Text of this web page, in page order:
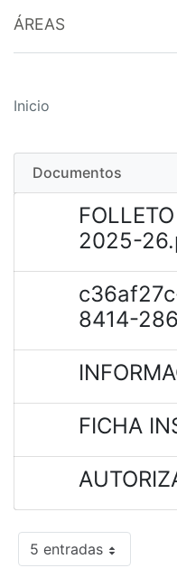
ÁREAS
Inicio
Documentos
2025-
8414-
FICHA
5 entradas